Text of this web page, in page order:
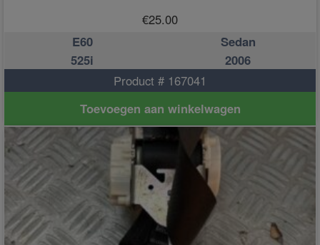
€25.00
E60
Sedan
525i
2006
Product # 167041
Toevoegen aan winkelwagen